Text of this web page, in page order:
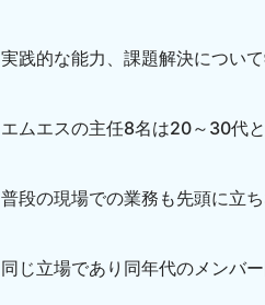
実践的な能力、課題解決について
エムエスの主任8名は20～30代
普段の現場での業務も先頭に立
同じ立場であり同年代のメンバ